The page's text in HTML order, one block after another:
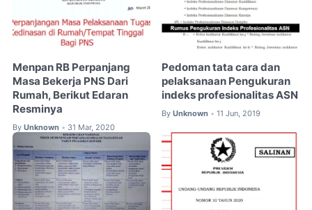
Menpan RB Perpanjang
Masa Bekerja PNS Dari
Rumah, Berikut Edaran
Resminya
By Unknown • 31 Mar, 2020
Pedoman tata cara dan
pelaksanaan Pengukuran
indeks profesionalitas ASN
By Unknown • 11 Jun, 2019